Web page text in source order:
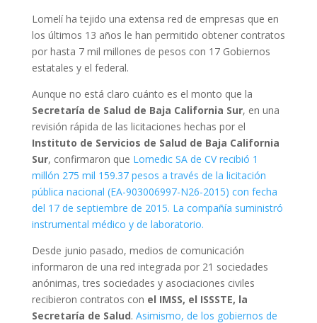
Lomelí ha tejido una extensa red de empresas que en
los últimos 13 años le han permitido obtener contratos
por hasta 7 mil millones de pesos con 17 Gobiernos
estatales y el federal.
Aunque no está claro cuánto es el monto que la
Secretaría de Salud de Baja California Sur, en una
revisión rápida de las licitaciones hechas por el
Instituto de Servicios de Salud de Baja California
Sur, confirmaron que Lomedic SA de CV recibió 1
millón 275 mil 159.37 pesos a través de la licitación
pública nacional (EA-903006997-N26-2015) con fecha
del 17 de septiembre de 2015. La compañía suministró
instrumental médico y de laboratorio.
Desde junio pasado, medios de comunicación
informaron de una red integrada por 21 sociedades
anónimas, tres sociedades y asociaciones civiles
recibieron contratos con el IMSS, el ISSSTE, la
Secretaría de Salud. Asimismo, de los gobiernos de